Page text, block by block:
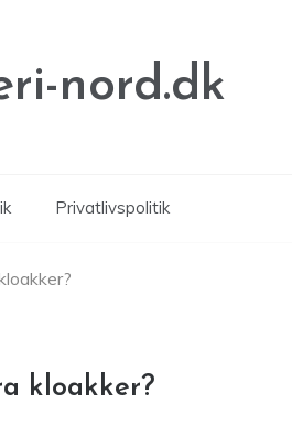
nord.dk
Privatlivspolitik
kloakker?